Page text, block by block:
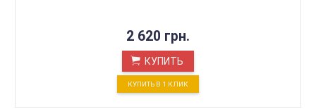
2 620 грн.
КУПИТЬ
КУПИТЬ В 1 КЛИК